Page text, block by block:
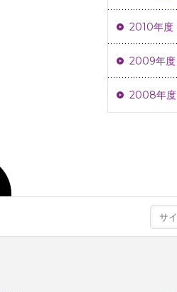
2010年度
2009年度
2008年度